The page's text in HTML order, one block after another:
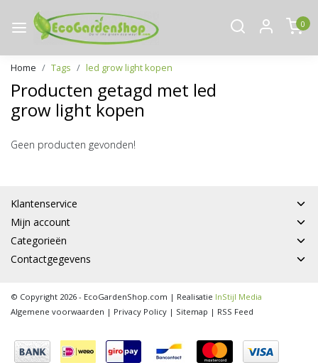
0
Home Tags led grow light kopen
Producten getagd met led
grow light kopen
Geen producten gevonden!
Klantenservice
Mijn account
Categorieën
Contactgegevens
© Copyright 2026 - EcoGardenShop.com | Realisatie InStijl Media
Algemene voorwaarden | Privacy Policy | Sitemap | RSS Feed